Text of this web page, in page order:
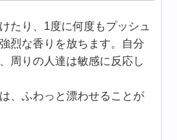
たり、1度に何度もプッシュ
烈な香りを放ちます。自分
周りの人達は敏感に反応し
、ふわっと漂わせることが